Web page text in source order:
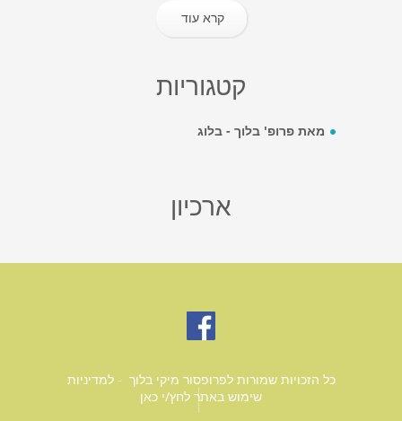
קרא עוד
קטגוריות
מאת פרופ' בלוך - בלוג
ארכיון
כל הזכויות שמורות לפרופסור מיקי בלוך - למדיניות
שימוש באתר לחץ/י כאן